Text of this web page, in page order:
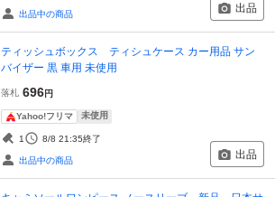
出品中の商品 出品
ティッシュボックス ティシュケース カー用品 サン
バイザー 黒 車用 未使用
落札 696円
Yahoo!フリマ 未使用
1 8/8 21:35終了
出品中の商品 出品